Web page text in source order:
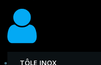
TÔLE INOX